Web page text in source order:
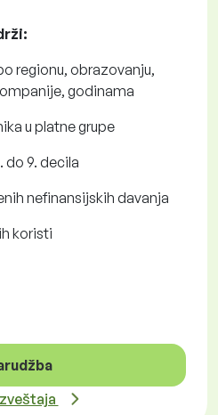
regionu, obrazovanju,
godinama
u platne grupe
do 9. decila
nefinansijskih davanja
koristi